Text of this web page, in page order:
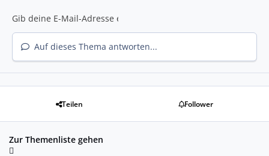
Auf dieses Thema antworten...
Teilen Follower
Zur Themenliste gehen